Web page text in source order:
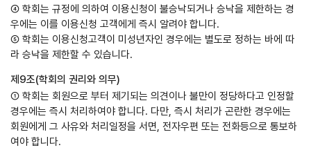
④ 학회는 규정에 의하여 이용신청이 불승낙되거나 승낙을 제한하는 경
우에는 이를 이용신청 고객에게 즉시 알려야 합니다.
⑤ 학회는 이용신청고객이 미성년자인 경우에는 별도로 정하는 바에 따
라 승낙을 제한할 수 있습니다.
제9조(학회의 권리와 의무)
① 학회는 회원으로 부터 제기되는 의견이나 불만이 정당하다고 인정할
경우에는 즉시 처리하여야 합니다. 다만, 즉시 처리가 곤란한 경우에는
회원에게 그 사유와 처리일정을 서면, 전자우편 또는 전화등으로 통보하
여야 합니다.